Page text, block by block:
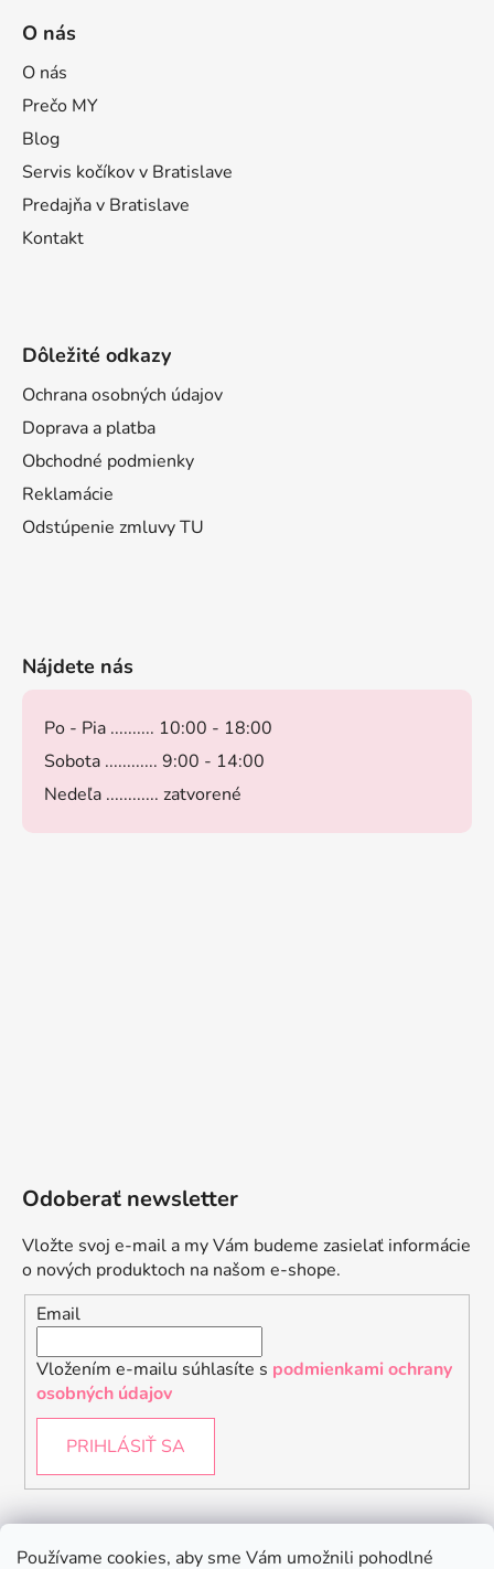
Používame cookies, aby sme Vám umožnili pohodlné
O nás
O nás
Prečo MY
Blog
Servis kočíkov v Bratislave
Predajňa v Bratislave
Kontakt
Dôležité odkazy
Ochrana osobných údajov
Doprava a platba
Obchodné podmienky
Reklamácie
Odstúpenie zmluvy TU
Nájdete nás
Po - Pia .......... 10:00 - 18:00
Sobota ............ 9:00 - 14:00
Nedeľa ............ zatvorené
Odoberať newsletter
Vložte svoj e-mail a my Vám budeme zasielať informácie
o nových produktoch na našom e-shope.
Email
Vložením e-mailu súhlasíte s podmienkami ochrany
osobných údajov
PRIHLÁSIŤ SA
Instagram